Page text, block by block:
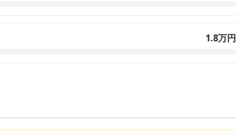
1.8万円